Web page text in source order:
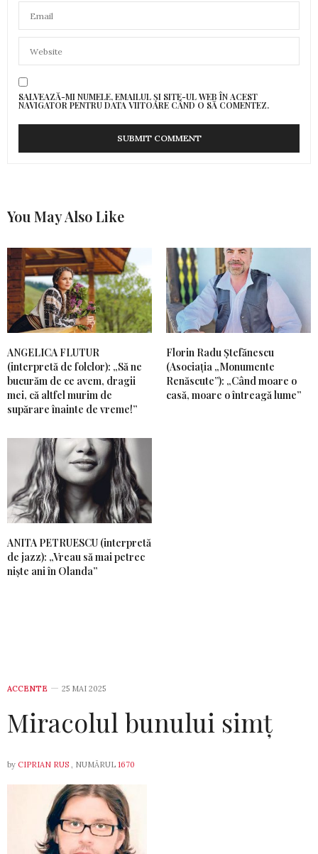
SALVEAZĂ-MI NUMELE, EMAILUL ȘI SITE-UL WEB ÎN ACEST
NAVIGATOR PENTRU DATA VIITOARE CÂND O SĂ COMENTEZ.
You May Also Like
ANGELICA FLUTUR
(interpretă de folclor): „Să ne
bucurăm de ce avem, dragii
mei, că altfel murim de
supărare înainte de vreme!”
Florin Radu Ștefănescu
(Asociația „Monumente
Renăscute”): „Când moare o
casă, moare o întreagă lume”
ANITA PETRUESCU (interpretă
de jazz): „Vreau să mai petrec
niște ani în Olanda”
ACCENTE 25 MAI 2025
Miracolul bunului simț
by CIPRIAN RUS , NUMĂRUL 1670